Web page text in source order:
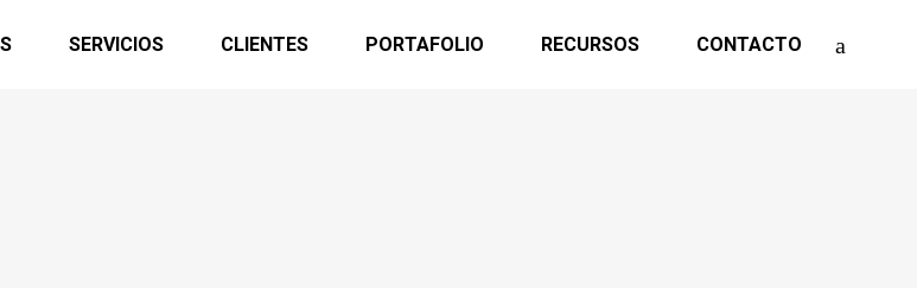
SERVICIOS CLIENTES PORTAFOLIO RECURSOS CONTACTO